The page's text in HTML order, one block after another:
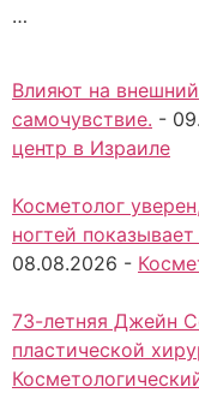
…
Влияют на
самочувствие. -
центр в Израиле
Косметолог
ногтей
08.08.2026 -
73-летняя Джейн
пластической